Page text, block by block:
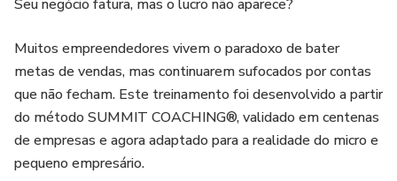
Seu negócio fatura, mas o lucro não aparece?
Muitos empreendedores vivem o paradoxo de bater
metas de vendas, mas continuarem sufocados por contas
que não fecham. Este treinamento foi desenvolvido a partir
do método SUMMIT COACHING®, validado em centenas
de empresas e agora adaptado para a realidade do micro e
pequeno empresário.